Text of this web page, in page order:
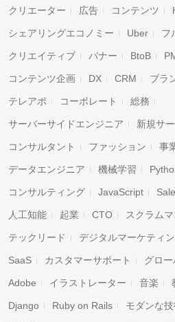
クリエーター 広告 コンテンツ
シェアリングエコノミー Uber フ
クリエイティブ バナー BtoB
コンテンツ企画 DX CRM ブラ
テレアポ コーポレート 総務
サーバーサイドエンジニア 新規サ
コンサルタント ファッション 事
データエンジニア 機械学習
コンサルティング JavaScript
人工知能 起業 CTO スクラム
テックリード デジタルマーケティ
SaaS カスタマーサポート グロ
Adobe イラストレーター 音楽
Django Ruby on Rails モダンな